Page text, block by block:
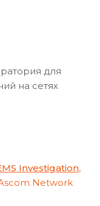
для
на сетях
Investigation,
Network